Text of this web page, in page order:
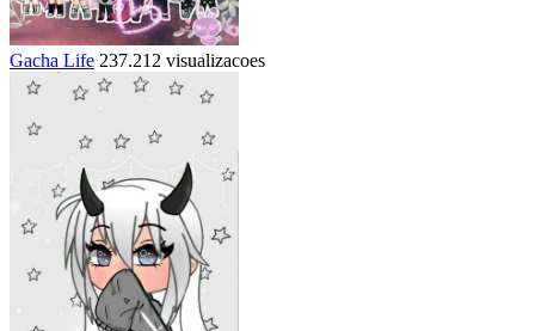
Gacha Life 237.212 visualizacoes